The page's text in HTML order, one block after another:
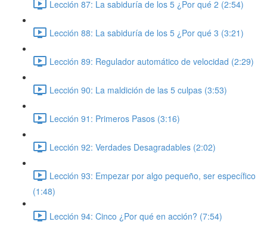
Lección 87: La sabiduría de los 5 ¿Por qué 2 (2:54)
Lección 88: La sabiduría de los 5 ¿Por qué 3 (3:21)
Lección 89: Regulador automático de velocidad (2:29)
Lección 90: La maldición de las 5 culpas (3:53)
Lección 91: Primeros Pasos (3:16)
Lección 92: Verdades Desagradables (2:02)
Lección 93: Empezar por algo pequeño, ser específico
(1:48)
Lección 94: Cinco ¿Por qué en acción? (7:54)